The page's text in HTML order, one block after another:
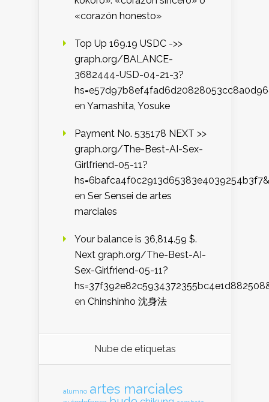
«corazón honesto»
Top Up 169.19 USDC ->>
graph.org/BALANCE-
3682444-USD-04-21-3?
en Yamashita, Yosuke
Payment No. 535178 NEXT >>
graph.org/The-Best-AI-Sex-
Girlfriend-05-11?
hs=6bafca4f0c2913d65383e4039254b3f7&
en Ser Sensei de artes
marciales
Your balance is 36,814.59 $.
Next graph.org/The-Best-AI-
Sex-Girlfriend-05-11?
en Chinshinho 沈身法
Nube de etiquetas
alumno artes marciales